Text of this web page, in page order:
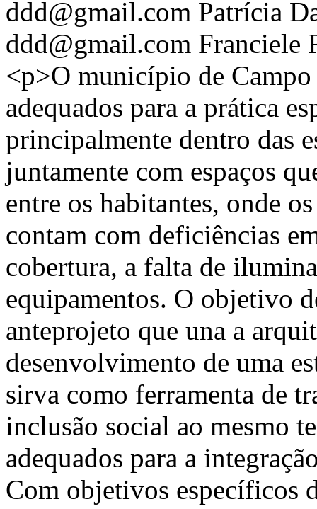
ddd@gmail.com Patrícia
ddd@gmail.com Franciele
<p>O município de Campo
adequados para a prática
principalmente dentro das
juntamente com espaços
entre os habitantes, onde
contam com deficiências
cobertura, a falta de
equipamentos. O objetivo
anteprojeto que una a
desenvolvimento de uma
sirva como ferramenta de
inclusão social ao mesmo
adequados para a
Com objetivos específicos